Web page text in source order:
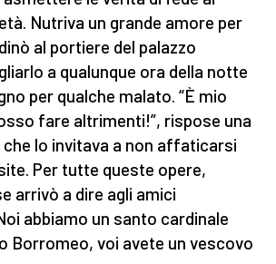
Nutriva un grande amore per
al portiere del palazzo
a qualunque ora della notte
per qualche malato. “È mio
fare altrimenti!”, rispose una
lo invitava a non affaticarsi
Per tutte queste opere,
arrivò a dire agli amici
abbiamo un santo cardinale
Borromeo, voi avete un vescovo